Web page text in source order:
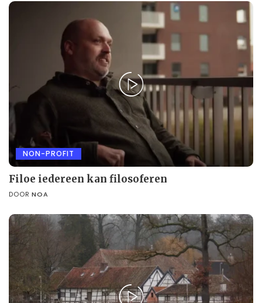
NON-PROFIT
Filoe iedereen kan filosoferen
DOOR NOA